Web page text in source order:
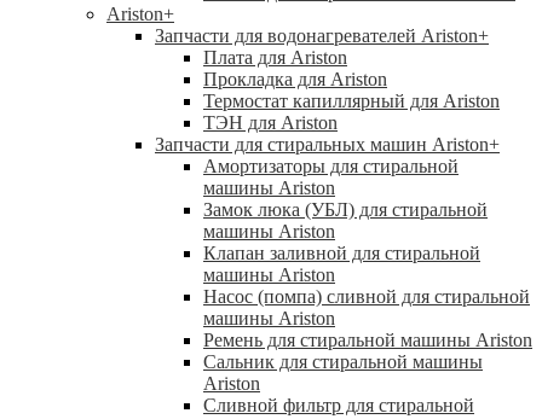
Ariston+
Запчасти для водонагревателей Ariston+
Плата для Ariston
Прокладка для Ariston
Термостат капиллярный для Ariston
ТЭН для Ariston
Запчасти для стиральных машин Ariston+
Амортизаторы для стиральной
машины Ariston
Замок люка (УБЛ) для стиральной
машины Ariston
Клапан заливной для стиральной
машины Ariston
Насос (помпа) сливной для стиральной
машины Ariston
Ремень для стиральной машины Ariston
Сальник для стиральной машины
Ariston
Сливной фильтр для стиральной